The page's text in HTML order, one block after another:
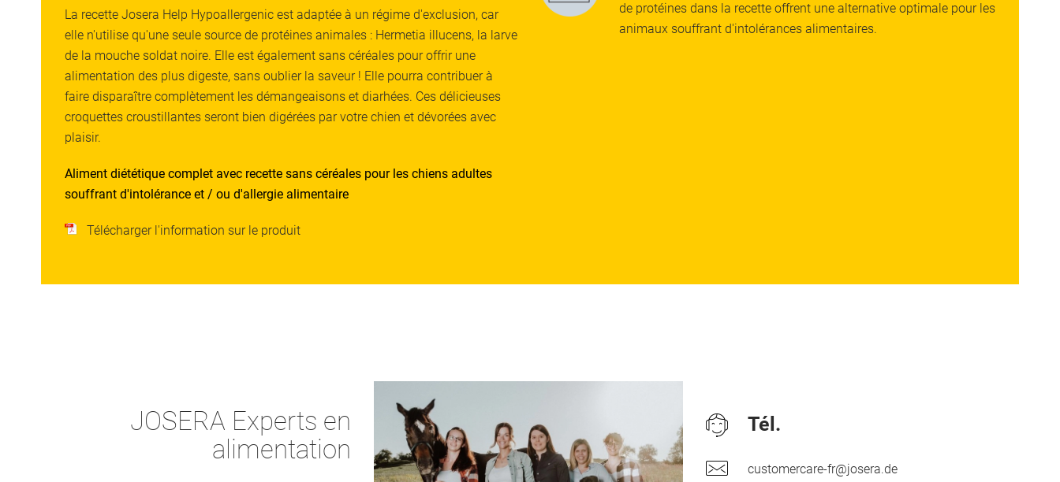
La recette Josera Help Hypoallergenic est adaptée à un régime d'exclusion, car
elle n'utilise qu'une seule source de protéines animales : Hermetia illucens, la larve
de la mouche soldat noire. Elle est également sans céréales pour offrir une
alimentation des plus digeste, sans oublier la saveur ! Elle pourra contribuer à
faire disparaître complètement les démangeaisons et diarhées. Ces délicieuses
croquettes croustillantes seront bien digérées par votre chien et dévorées avec
plaisir.
Aliment diététique complet avec recette sans céréales pour les chiens adultes
souffrant d'intolérance et / ou d'allergie alimentaire
Télécharger l'information sur le produit
de protéines dans la recette offrent une alternative optimale pour les
animaux souffrant d'intolérances alimentaires.
JOSERA Experts en
alimentation
Tél.
customercare-fr@josera.de